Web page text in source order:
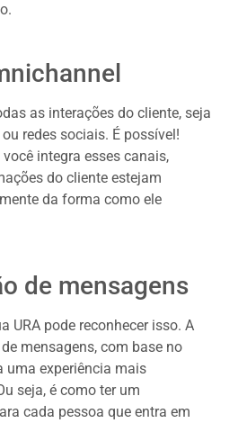
as interações do cliente, seja
redes sociais. É possível!
integra esses canais,
do cliente estejam
da forma como ele
de mensagens
URA pode reconhecer isso. A
mensagens, com base no
uma experiência mais
seja, é como ter um
cada pessoa que entra em